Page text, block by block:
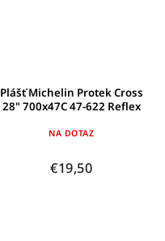
Plášť Michelin Protek Cross
28" 700x47C 47-622 Reflex
NA DOTAZ
€19,50